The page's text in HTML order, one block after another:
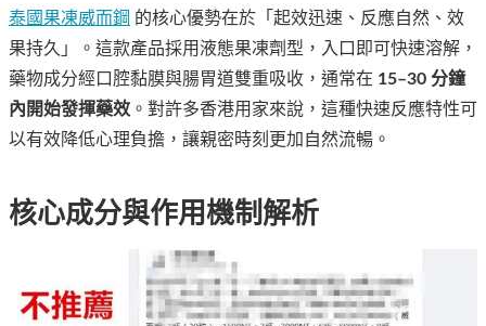
泰國果凍威而鋼 的核心優勢在於「起效迅速、反應自然、效
果持久」。這款產品採用液態果凍劑型，入口即可快速溶解，
藥物成分經口腔黏膜與腸胃道雙重吸收，通常在 15–30 分鐘
內開始發揮藥效 。對許多香港用家來說，這種快速反應特性可
以有效降低心理負擔，讓親密時刻更加自然流暢。
核心成分與作用機制解析